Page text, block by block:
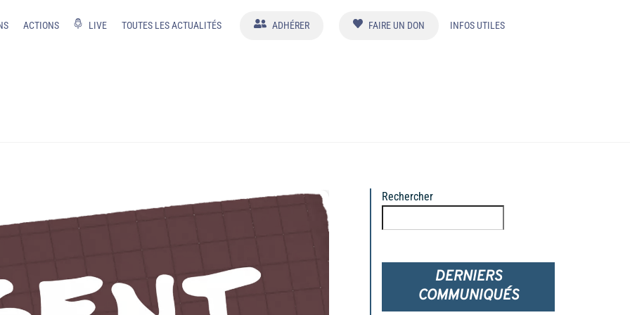
ACTIONS LIVE TOUTES LES ACTUALITÉS ADHÉRER FAIRE UN DON INFOS UTILES
Rechercher
DERNIERS
COMMUNIQUÉS